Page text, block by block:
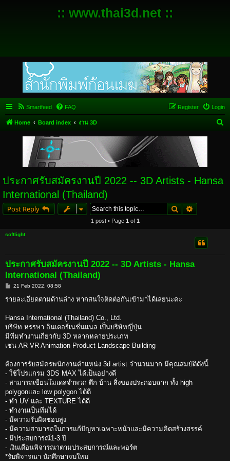
:: www.thai3d.net ::
Smartfeed FAQ Login
Register
Home Board index งาน 3D
ประกาศรับสมัครงานปี 2022 -- 3D Artists - Hansa
International (Thailand)
Post Reply SearchAdvanced
1 post • Page 1 of 1
softlight
ประกาศรับสมัครงานปี 2022 -- 3D Artists - Hansa
International (Thailand)
P
s
21 Feb 2022, 08:58
รายละเอียดตามด้านล่าง หากสนใจติดต่อกันเข้ามาได้เลยนะคะ
Hansa International (Thailand) Co., Ltd.
บริษัท หรรษา อินเตอร์เนชั่นแนล เป็นบริษัทญี่ปุ่น
มีทีมทำงานเกี่ยวกับ 3D หลากหลายประเภท
เช่น AR VR Animation Product Landscape Building
ต้องการรับสมัครพนักงานตำแหน่ง 3d artist จำนวนมาก มีคุณสมบัติดังนี้
- ใช้โปรแกรม 3DS MAX ได้เป็นอย่างดี
- สามารถเขียนโมเดลจำพวก ตึก บ้าน สิ่งของประกอบฉาก ทั้ง high
polygonและ low polygon ได้ดี
- ทำ UV และ TEXTURE ได้ดี
- ทำงานเป็นทีมได้
- มีความรับผิดชอบสูง
- มีความสามารถในการแก้ปัญหาเฉพาะหน้าและมีความคิดสร้างสรรค์
- มีประสบการณ์1-3 ปี
- เงินเดือนพิจารณาตามประสบการณ์และพอร์ต
*รับพิจารณา นักศึกษาจบใหม่